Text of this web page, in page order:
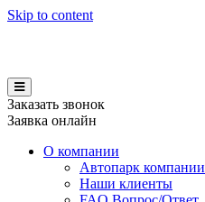
Skip to content
Заказать звонок
Заявка онлайн
О компании
Автопарк компании
Наши клиенты